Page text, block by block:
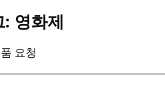
: 영화제
품 요청